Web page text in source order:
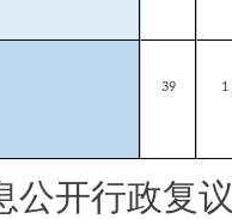
39 1
公开行政复